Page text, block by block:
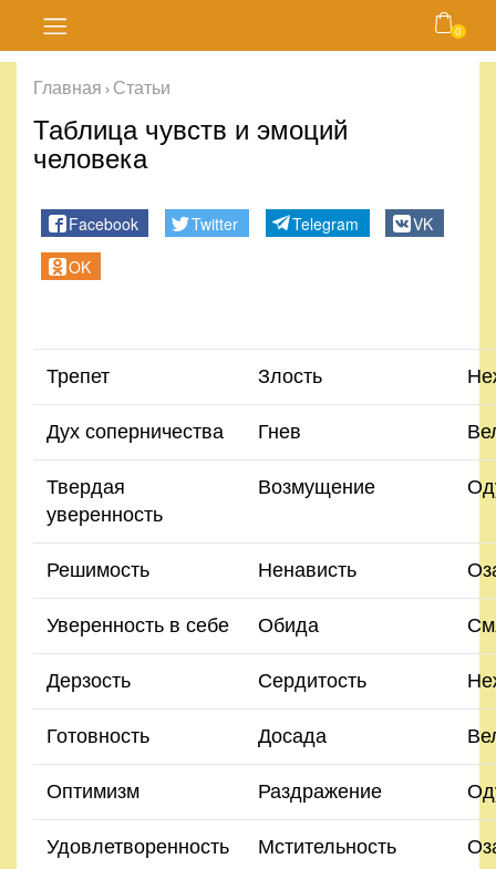
Блог
Магазин
Личный
кабинет
Контакты
Правила
и
условия
Политика
конфиденциальности
0
Главная › Статьи
Таблица чувств и эмоций
человека
Facebook Twitter Telegram
VK
OK
Трепет Злость
Дух соперничества Гнев
Твердая
уверенность
Возмущение
Решимость Ненависть
Уверенность в себе Обида
Дерзость Сердитость
Готовность Досада
Оптимизм Раздражение
Удовлетворенность Мстительность